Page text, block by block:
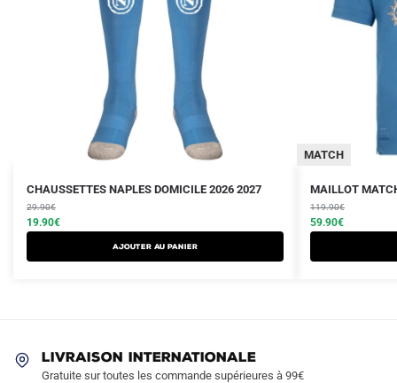
CHAUSSETTES NAPLES DOMICILE 2026 2027
29.90€
Le
prix
initial
était :
19.90€
Le
prix
actuel
est :
Ajouter au panier
MATCH
MAILLOT
119.90€
Le
prix
initial
était :
59.90€
Le
prix
actuel
est :
Ce
produit
a
LIVRAISON INTERNATIONALE
Gratuite sur toutes les commande supérieures à 99€